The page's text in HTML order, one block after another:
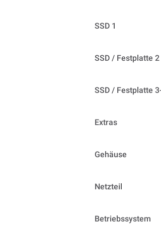
SSD 1
SSD / Festplatte 2
SSD / Festplatte
Extras
Gehäuse
Netzteil
Betriebssystem